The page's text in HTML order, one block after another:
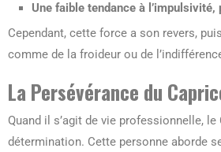
Une faible tendance à
Cependant, cette force a son revers,
comme de la froideur ou de
La Persévérance du
Quand il s’agit de vie professionnelle,
détermination. Cette personne aborde